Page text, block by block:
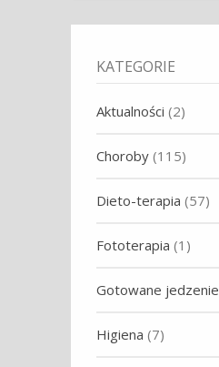
KATEGORIE
Aktualności (2)
Choroby (115)
Dieto-terapia (57)
Fototerapia (1)
Gotowane jedzenie
Higiena (7)